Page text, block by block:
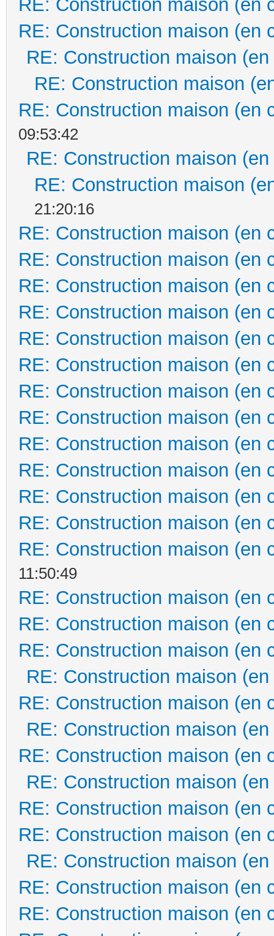
RE: Construction maison (en
RE: Construction maison (en
RE: Construction maison
RE: Construction maison
RE: Construction maison (en
09:53:42
RE: Construction maison
RE: Construction maison
21:20:16
RE: Construction maison (en
RE: Construction maison (en
RE: Construction maison (en
RE: Construction maison (en
RE: Construction maison (en
RE: Construction maison (en
RE: Construction maison (en
RE: Construction maison (en
RE: Construction maison (en
RE: Construction maison (en
RE: Construction maison (en
RE: Construction maison (en
RE: Construction maison (en
11:50:49
RE: Construction maison (en
RE: Construction maison (en
RE: Construction maison (en
RE: Construction maison
RE: Construction maison (en
RE: Construction maison
RE: Construction maison (en
RE: Construction maison
RE: Construction maison (en
RE: Construction maison (en
RE: Construction maison
RE: Construction maison (en
RE: Construction maison (en